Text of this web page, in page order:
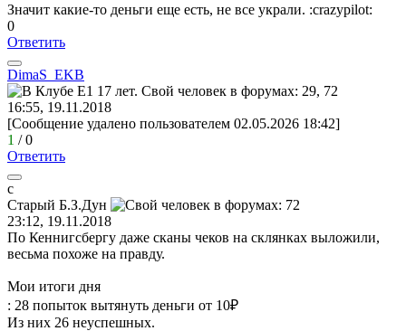
Значит какие-то деньги еще есть, не все украли. :crazypilot:
0
Ответить
DimaS_EKB
16:55, 19.11.2018
[Сообщение удалено пользователем 02.05.2026 18:42]
1 /0
Ответить
с
Старый Б.З.Дун
23:12, 19.11.2018
По Кеннигсбергу даже сканы чеков на склянках выложили,
весьма похоже на правду.
Мои итоги дня
: 28 попыток вытянуть деньги от 10₽
Из них 26 неуспешных.